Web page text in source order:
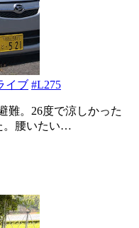
イブ #L275
難。26度で涼しかった
。腰いたい…